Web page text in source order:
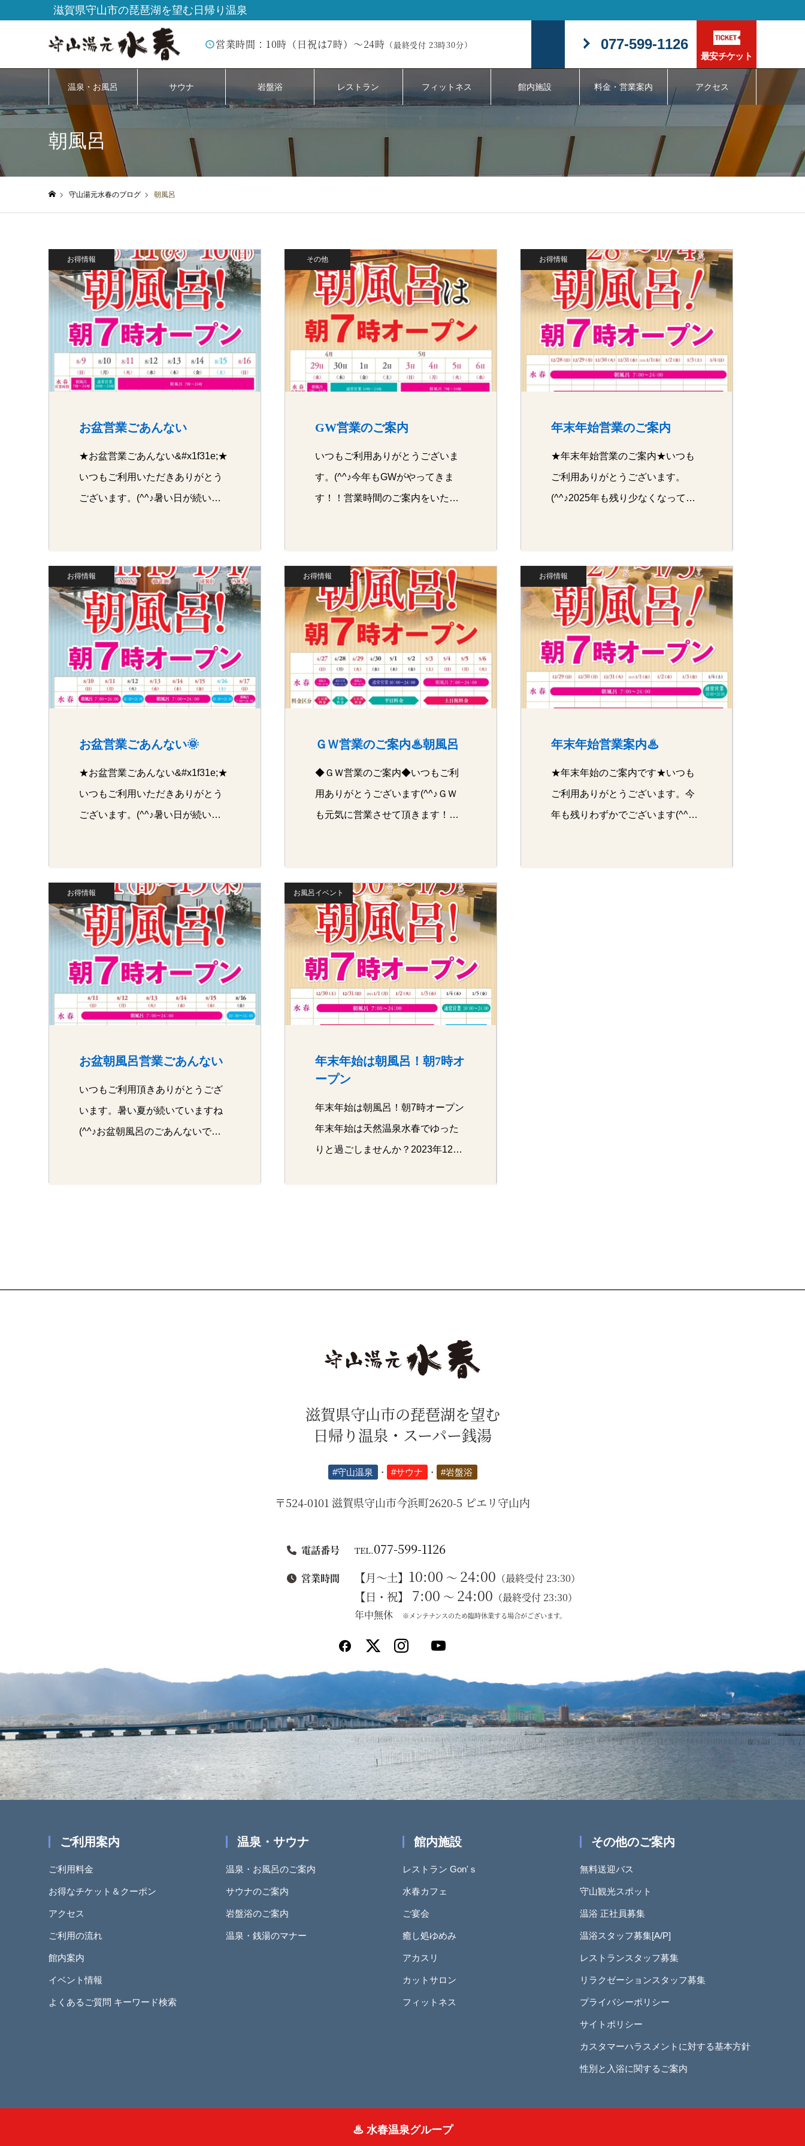
滋賀県守山市の琵琶湖を望む日帰り温泉
営業時間：10時（日祝は7時）～24時 （最終受付 23時30分）
最安チケット
077-599-1126
温泉・お風呂 サウナ 岩盤浴 レストラン フィットネス 館内施設 料金・営業案内 アクセス
朝風呂
守山湯元水春のブログ 朝風呂
お得情報
お盆営業ごあんない
★お盆営業ごあんない&#x1f31e;★
いつもご利用いただきありがとう
ございます。(^^♪暑い日が続い…
その他
GW営業のご案内
いつもご利用ありがとうございま
す。(^^♪今年もGWがやってきま
す！！営業時間のご案内をいたし
お得情報
年末年始営業のご案内
★年末年始営業のご案内★いつも
ご利用ありがとうございます。
(^^♪2025年も残り少なくなってき
お得情報
お盆営業ごあんない🌞
★お盆営業ごあんない&#x1f31e;★
いつもご利用いただきありがとう
ございます。(^^♪暑い日が続い…
お得情報
ＧＷ営業のご案内♨朝風呂
◆ＧＷ営業のご案内◆いつもご利
用ありがとうございます(^^♪ＧＷ
も元気に営業させて頂きます！！
お得情報
年末年始営業案内♨
★年末年始のご案内です★いつも
ご利用ありがとうございます。今
年も残りわずかでございます(^^♪
お得情報
お盆朝風呂営業ごあんない
いつもご利用頂きありがとうござ
います。暑い夏が続いていますね
(^^♪お盆朝風呂のごあんないで
お風呂イベント
年末年始は朝風呂！朝7時オ
ープン
年末年始は朝風呂！朝7時オープン
年末年始は天然温泉水春でゆった
りと過ごしませんか？2023年12月
滋賀県守山市の琵琶湖を望む
日帰り温泉・スーパー銭湯
#守山温泉 ・ #サウナ ・ #岩盤浴
〒524-0101 滋賀県守山市今浜町2620-5 ピエリ守山内
電話番号 TEL.077-599-1126
営業時間 【月～土】 10:00 ～ 24:00 （最終受付 23:30）
【日・祝】 7:00 ～ 24:00 （最終受付 23:30）
年中無休 ※メンテナンスのため臨時休業する場合がございます。
ご利用案内
ご利用料金
お得なチケット＆クーポン
アクセス
ご利用の流れ
館内案内
イベント情報
よくあるご質問 キーワード検索
温泉・サウナ
温泉・お風呂のご案内
サウナのご案内
岩盤浴のご案内
温泉・銭湯のマナー
館内施設
レストラン Gon'ｓ
水春カフェ
ご宴会
癒し処ゆめみ
アカスリ
カットサロン
フィットネス
その他のご案内
無料送迎バス
守山観光スポット
温浴 正社員募集
温浴スタッフ募集[A/P]
レストランスタッフ募集
リラクゼーションスタッフ募集
プライバシーポリシー
サイトポリシー
カスタマーハラスメントに対する基本方針
性別と入浴に関するご案内
♨ 水春温泉グループ